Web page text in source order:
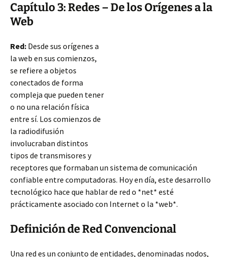
Capítulo 3: Redes – De los Orígenes a la
Web
Red: Desde sus orígenes a
la web en sus comienzos,
se refiere a objetos
conectados de forma
compleja que pueden tener
o no una relación física
entre sí. Los comienzos de
la radiodifusión
involucraban distintos
tipos de transmisores y
receptores que formaban un sistema de comunicación
confiable entre computadoras. Hoy en día, este desarrollo
tecnológico hace que hablar de red o *net* esté
prácticamente asociado con Internet o la *web*.
Definiciónde Red Convencional
Una red es un conjunto de entidades, denominadas nodos,